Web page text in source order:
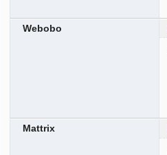
Webobo
Mattrix